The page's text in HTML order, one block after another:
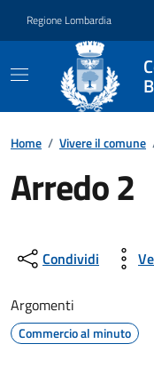
Regione Lombardia
Home / Vivere il comune
Arredo 2
Condividi
Argomenti
Commercio al minuto